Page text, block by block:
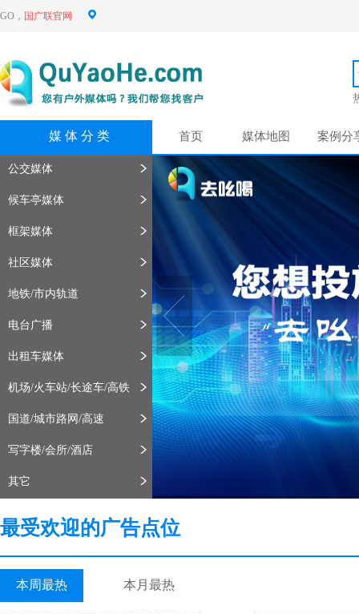
GO， 国广联官网
媒 体 分 类 首页 媒体地图 案例分
公交媒体
候车亭媒体
框架媒体
社区媒体
地铁/市内轨道
电台广播
出租车媒体
机场/火车站/长途车/高铁
国道/城市路网/高速
写字楼/会所/酒店
其它
最受欢迎的广告点位
本周最热 本月最热